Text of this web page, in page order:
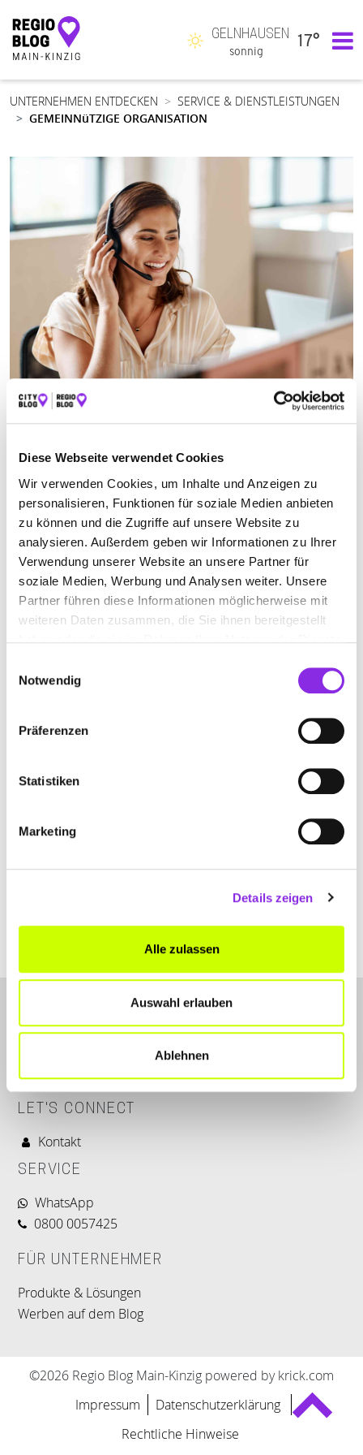
Diese Webseite verwendet Cookies
Wir verwenden Cookies, um Inhalte und Anzeigen zu
personalisieren, Funktionen für soziale Medien anbieten
zu können und die Zugriffe auf unsere Website zu
analysieren. Außerdem geben wir Informationen zu Ihrer
Verwendung unserer Website an unsere Partner für
soziale Medien, Werbung und Analysen weiter. Unsere
Partner führen diese Informationen möglicherweise mit
weiteren Daten zusammen, die Sie ihnen bereitgestellt
Notwendig
Präferenzen
Statistiken
Marketing
Details zeigen
Alle zulassen
Auswahl erlauben
Ablehnen
Hauptnavigation
GELNHAUSEN
sonnig
17°
UNTERNEHMEN ENTDECKEN
SERVICE & DIENSTLEISTUNGEN
GEMEINNüTZIGE ORGANISATION
Finden
ALLE BAD ORB
SENIORENWOHNANLAGE SPITALGARTEN
www.caritas-bad-orb.de
LET'S CONNECT
Kontakt
SERVICE
WhatsApp
0800 0057425
FÜR UNTERNEHMER
Produkte & Lösungen
Werben auf dem Blog
©2026 Regio Blog Main-Kinzig powered by krick.com
Impressum
Datenschutzerklärung
Rechtliche Hinweise